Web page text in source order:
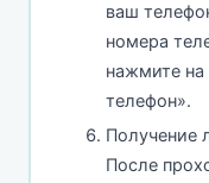
ваш
номера
нажмите на
телефон».
Получение
После